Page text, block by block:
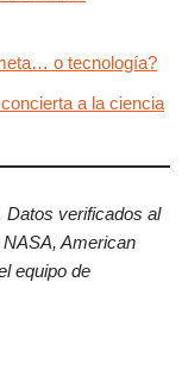
o tecnología?
a la ciencia
Datos verificados al
American
equipo de